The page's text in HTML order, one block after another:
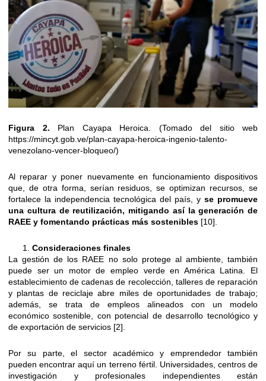
Figura 2. Plan Cayapa Heroica. (Tomado del sitio web
https://mincyt.gob.ve/plan-cayapa-heroica-ingenio-talento-
venezolano-vencer-bloqueo/)
Al reparar y poner nuevamente en funcionamiento dispositivos
que, de otra forma, serían residuos, se optimizan recursos, se
fortalece la independencia tecnológica del país, y se promueve
una cultura de reutilización, mitigando así la generación de
RAEE y fomentando prácticas más sostenibles [10].
Consideraciones finales
La gestión de los RAEE no solo protege al ambiente, también
puede ser un motor de empleo verde en América Latina. El
establecimiento de cadenas de recolección, talleres de reparación
y plantas de reciclaje abre miles de oportunidades de trabajo;
además, se trata de empleos alineados con un modelo
económico sostenible, con potencial de desarrollo tecnológico y
de exportación de servicios [2].
Por su parte, el sector académico y emprendedor también
pueden encontrar aquí un terreno fértil. Universidades, centros de
investigación y profesionales independientes están